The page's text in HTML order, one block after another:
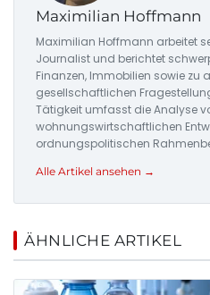
Maximilian Hoffmann
Maximilian Hoffmann arbeitet
Journalist und berichtet
Finanzen, Immobilien sowie zu
gesellschaftlichen
Tätigkeit umfasst die Analyse
wohnungswirtschaftlichen
ordnungspolitischen
Alle Artikel ansehen →
ÄHNLICHE ARTIKEL